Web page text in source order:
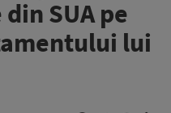
SUA pe
lui